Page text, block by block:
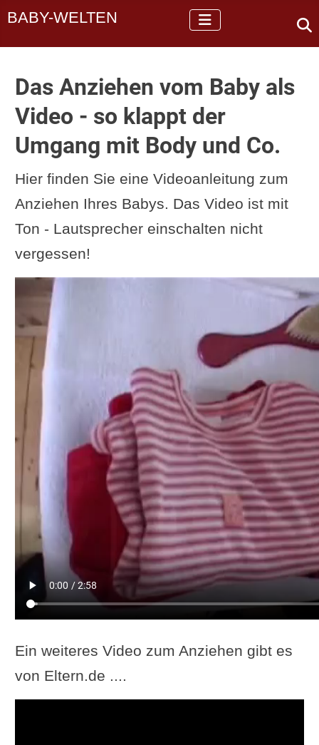
BABY-WELTEN
Das Anziehen vom Baby als
Video - so klappt der
Umgang mit Body und Co.
Hier finden Sie eine Videoanleitung zum
Anziehen Ihres Babys. Das Video ist mit
Ton - Lautsprecher einschalten nicht
vergessen!
Ein weiteres Video zum Anziehen gibt es
von Eltern.de ....